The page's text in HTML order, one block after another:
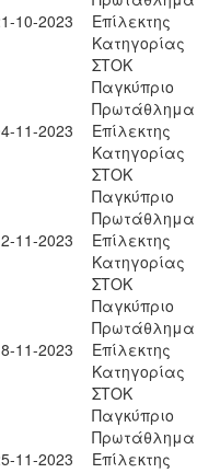
10-2023
Επίλεκτης
Κατηγορίας
ΣΤΟΚ
11-2023
Παγκύπριο
Πρωτάθλημα
Επίλεκτης
Κατηγορίας
ΣΤΟΚ
11-2023
Παγκύπριο
Πρωτάθλημα
Επίλεκτης
Κατηγορίας
ΣΤΟΚ
11-2023
Παγκύπριο
Πρωτάθλημα
Επίλεκτης
Κατηγορίας
ΣΤΟΚ
11-2023
Παγκύπριο
Πρωτάθλημα
Επίλεκτης